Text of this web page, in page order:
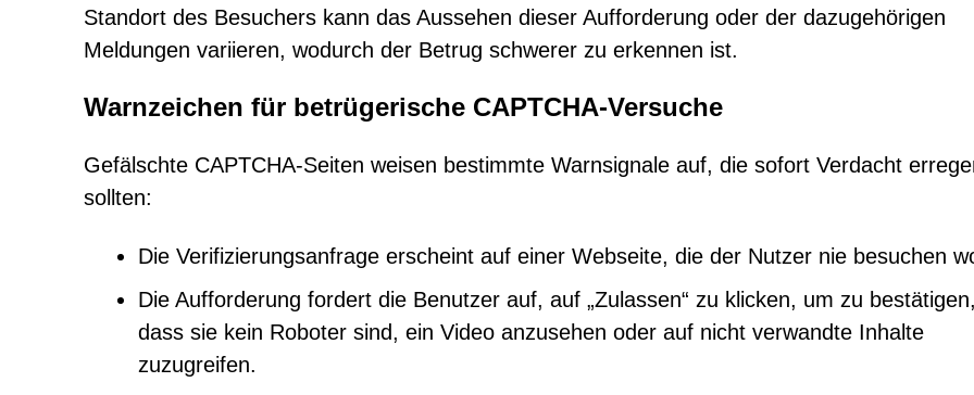
Standort des Besuchers kann das Aussehen dieser Aufforderung oder der dazugehörigen
Meldungen variieren, wodurch der Betrug schwerer zu erkennen ist.
Warnzeichen für betrügerische CAPTCHA-Versuche
Gefälschte CAPTCHA-Seiten weisen bestimmte Warnsignale auf, die sofort Verdacht
sollten:
Die Verifizierungsanfrage erscheint auf einer Webseite, die der Nutzer nie besuchen
Die Aufforderung fordert die Benutzer auf, auf „Zulassen“ zu klicken, um zu
dass sie kein Roboter sind, ein Video anzusehen oder auf nicht verwandte Inhalte
zuzugreifen.